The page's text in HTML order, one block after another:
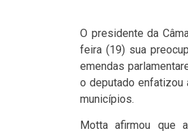
O presidente da
feira (19) sua
emendas
o deputado enfatizou
municípios.
Motta afirmou que